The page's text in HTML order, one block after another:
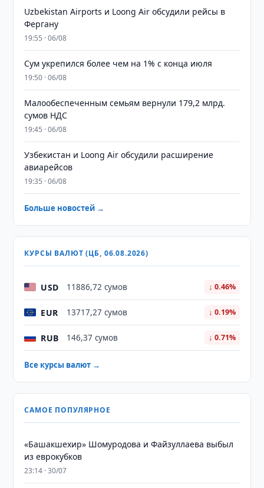
Uzbekistan Airports и Loong Air обсудили рейсы в
Фергану
19:55 · 06/08
Сум укрепился более чем на 1% с конца июля
19:50 · 06/08
Малообеспеченным семьям вернули 179,2 млрд.
сумов НДС
19:45 · 06/08
Узбекистан и Loong Air обсудили расширение
авиарейсов
19:35 · 06/08
Больше новостей →
КУРСЫ ВАЛЮТ (ЦБ, 06.08.2026)
USD 11886,72 сумов ↓ 0.46%
EUR 13717,27 сумов ↓ 0.19%
RUB 146,37 сумов ↓ 0.71%
Все курсы валют →
САМОЕ ПОПУЛЯРНОЕ
«Башакшехир» Шомуродова и Файзуллаева выбыл
из еврокубков
23:14 · 30/07